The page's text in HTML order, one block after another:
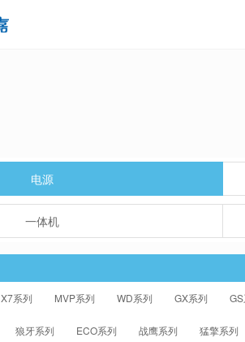
电源
一体机
X7系列 MVP系列 WD系列 GX系列
狼牙系列 ECO系列 战鹰系列 猛擎系列